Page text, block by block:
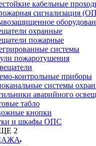
кабельные
сигнализация
охранные
пожарные
системы
пожаротушения
контрольные приборы
системы
аварийного
табло
кнопки
и шкафы ОПС
2